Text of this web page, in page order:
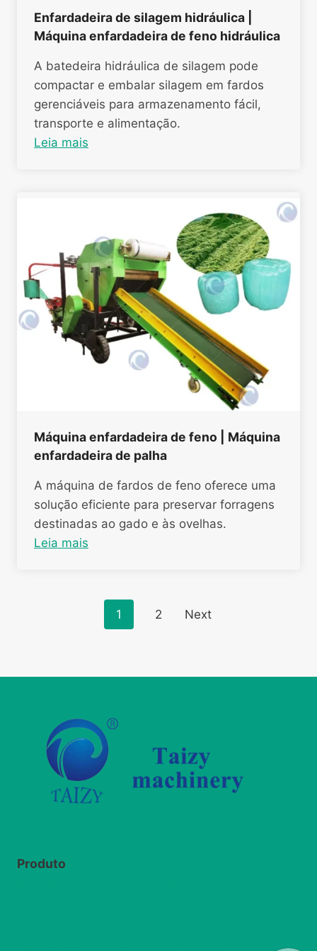
Enfardadeira de silagem hidráulica |
Máquina enfardadeira de feno hidráulica
A batedeira hidráulica de silagem pode
compactar e embalar silagem em fardos
gerenciáveis para armazenamento fácil,
transporte e alimentação.
Leia mais
Máquina enfardadeira de feno | Máquina
enfardadeira de palha
A máquina de fardos de feno oferece uma
solução eficiente para preservar forragens
destinadas ao gado e às ovelhas.
Leia mais
Posts
1 2 Next
Produto